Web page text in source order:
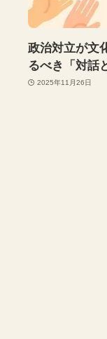
政治対立が文
るべき「対話
2025年11月26日